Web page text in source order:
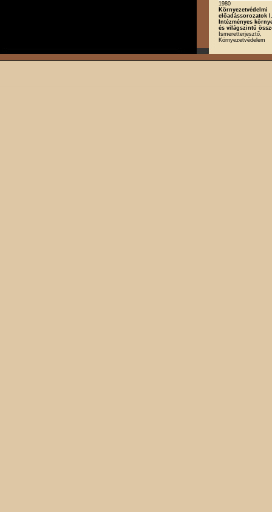
1980
Környezetvédelmi
előadássorozatok
Intézményes
és világszintű
Ismeretterjesztő,
Környezetvédelem